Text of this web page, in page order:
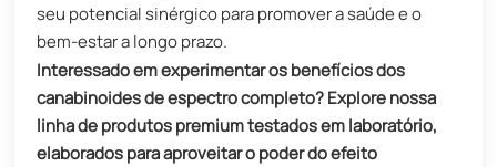
seu potencial sinérgico para promover a saúde e o
bem-estar a longo prazo.
Interessado em experimentar os benefícios dos
canabinoides de espectro completo? Explore nossa
linha de produtos premium testados em laboratório,
elaborados para aproveitar o poder do efeito